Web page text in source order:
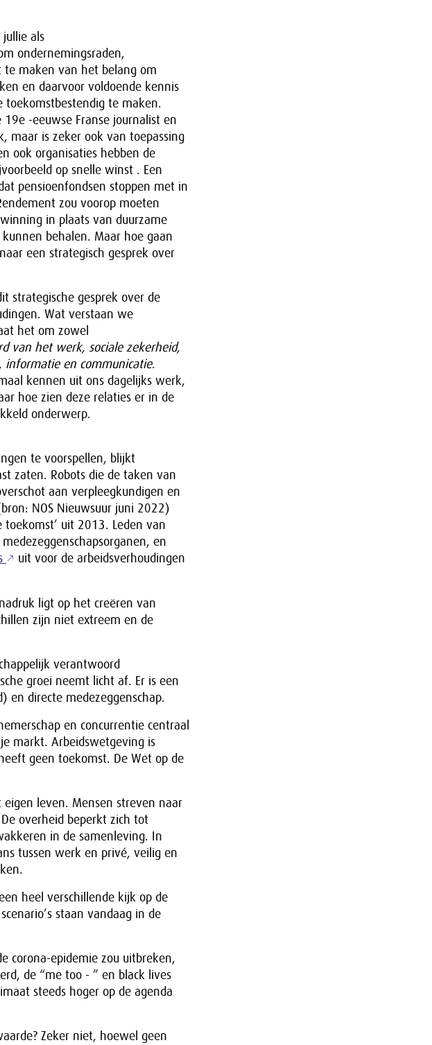
als
ondernemingsraden,
te maken van het belang om
en daarvoor voldoende kennis
toekomstbestendig te maken.
-eeuwse Franse journalist en
maar is zeker ook van toepassing
ook organisaties hebben de
op snelle winst . Een
pensioenfondsen stoppen met in
zou voorop moeten
in plaats van duurzame
behalen. Maar hoe gaan
een strategisch gesprek over
strategische gesprek over de
Wat verstaan we
het om zowel
van het werk, sociale zekerheid,
informatie en communicatie.
kennen uit ons dagelijks werk,
hoe zien deze relaties er in de
onderwerp.
te voorspellen, blijkt
zaten. Robots die de taken van
aan verpleegkundigen en
NOS Nieuwsuur juni 2022)
toekomst’ uit 2013. Leden van
en
uit voor de arbeidsverhoudingen
ligt op het creëren van
zijn niet extreem en de
verantwoord
groei neemt licht af. Er is een
en directe medezeggenschap.
en concurrentie centraal
markt. Arbeidswetgeving is
geen toekomst. De Wet op de
leven. Mensen streven naar
overheid beperkt zich tot
in de samenleving. In
tussen werk en privé, veilig en
heel verschillende kijk op de
staan vandaag in de
corona-epidemie zou uitbreken,
de “me too - ” en black lives
steeds hoger op de agenda
Zeker niet, hoewel geen